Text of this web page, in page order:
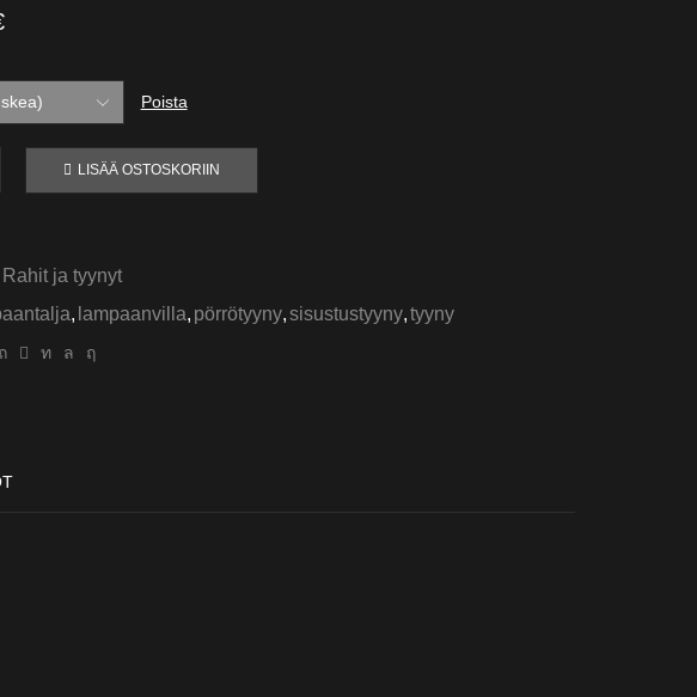
Poista
LISÄÄ OSTOSKORIIN
Rahit ja tyynyt
, lampaanvilla, pörrötyyny,sisustustyyny,tyyny